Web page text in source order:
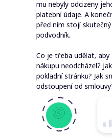
mu nebyly odcizeny
platební údaje. A
před ním stojí
podvodník.
Co je třeba udělat, aby
nákupu neodcházel?
pokladní stránku? Jak
odstoupení od